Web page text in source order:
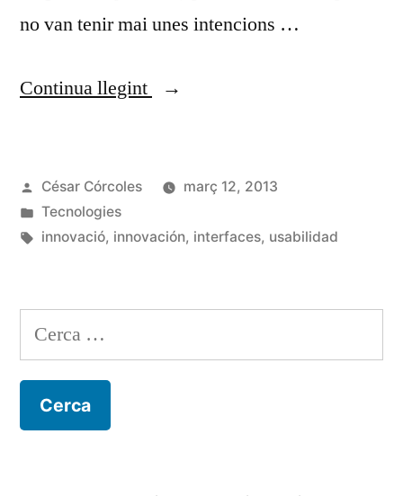
no van tenir mai unes intencions …
Continua llegint
«La
el
que
Publicat
per
César Córcoles
març 12, 2013
Publicat
en
Tecnologies
Etiquetes:
innovació, innovación, interfaces, usabilidad
Cerca: